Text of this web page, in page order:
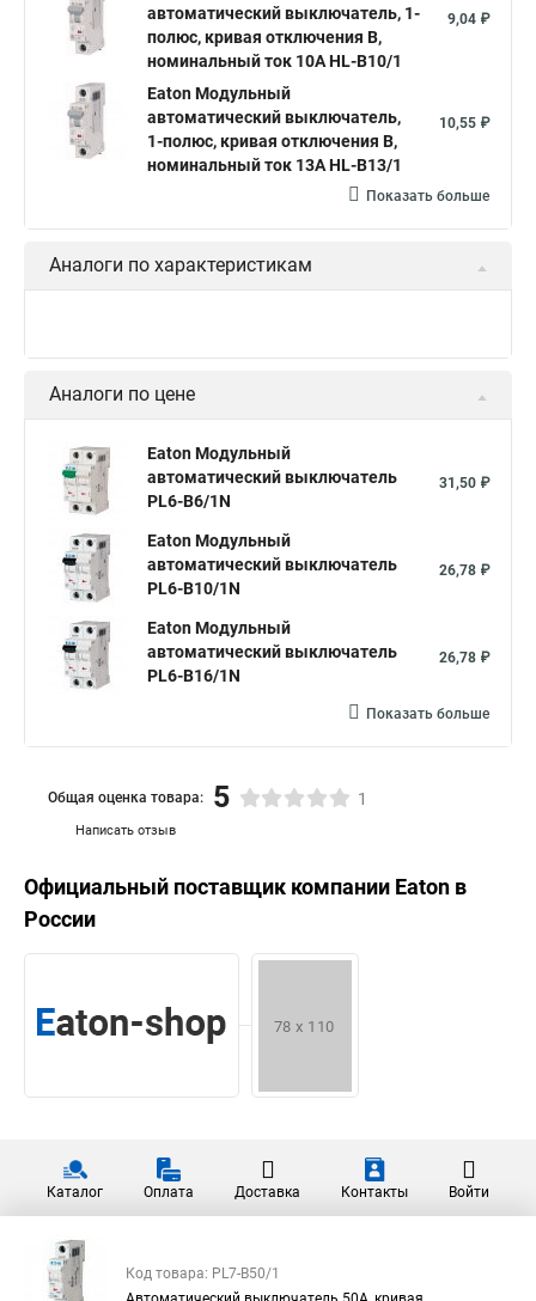
автоматический выключатель, 1-
полюс, кривая отключения B,
номинальный ток 10А HL-B10/1
9,04 ₽
Eaton Модульный
автоматический выключатель,
1-полюс, кривая отключения B,
номинальный ток 13А HL-B13/1
10,55 ₽
Показать больше
Аналоги по характеристикам
Аналоги по цене
Eaton Модульный
автоматический выключатель
PL6-B6/1N
31,50 ₽
Eaton Модульный
автоматический выключатель
PL6-B10/1N
26,78 ₽
Eaton Модульный
автоматический выключатель
PL6-B16/1N
26,78 ₽
Показать больше
Написать отзыв
Общая оценка товара: 5 1
Официальный поставщик компании Eaton в
России
Каталог Оплата Доставка Контакты Войти
Код товара: PL7-B50/1